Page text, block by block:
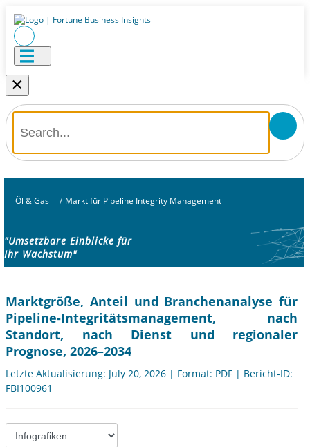
×
Öl & Gas / Markt für Pipeline Integrity Management
"Umsetzbare Einblicke für
Ihr Wachstum"
Marktgröße, Anteil und Branchenanalyse für
Pipeline-Integritätsmanagement, nach
Standort, nach Dienst und regionaler
Prognose, 2026–2034
Letzte Aktualisierung: July 20, 2026 | Format: PDF | Bericht-ID:
FBI100961